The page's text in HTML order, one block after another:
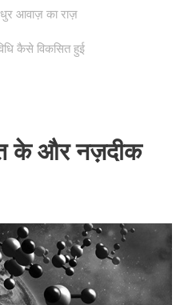
आवाज़ का राज़
कैसे विकसित हुई
के और नज़दीक